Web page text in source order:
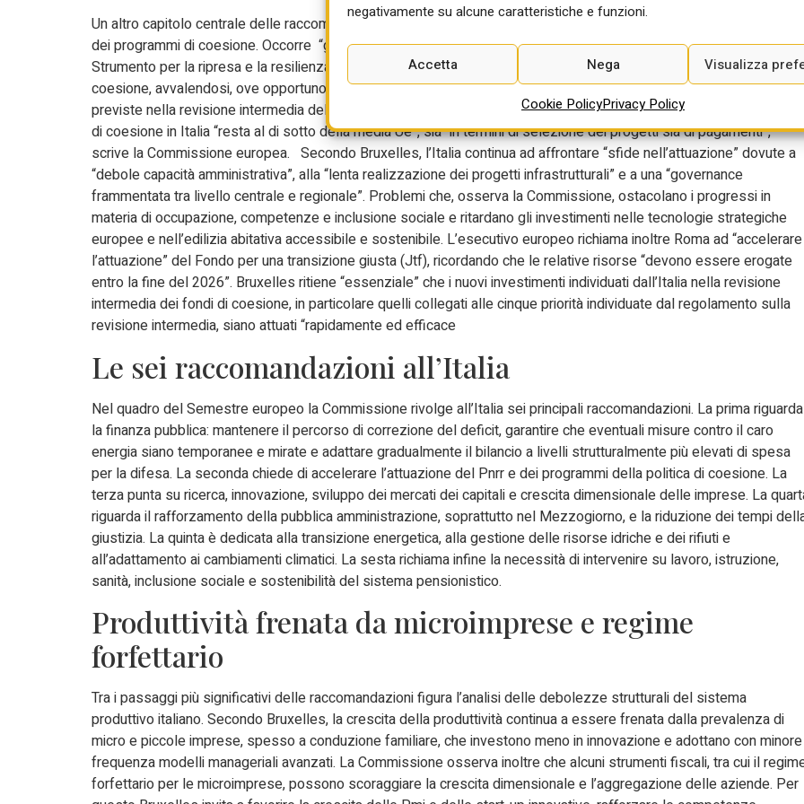
negativamente su alcune caratteristiche e funzioni.
Accetta Nega Visualizza
Cookie PolicyPrivacy Policy
Un altro capitolo centrale delle raccomandazioni riguarda l’attuazione del Piano nazionale di ripresa e resilienza e
dei programmi di coesione. Occorre “garantire la continuità delle riforme e degli investimenti attuati nell’ambito
Strumento per la ripresa e la resilienza” e “accelerare gli sforzi per l’attuazione dei programmi della politica di
coesione, avvalendosi, ove opportuno, della riassegnazione delle risorse alle priorità strategiche e delle flessibilità
previste nella revisione intermedia del quadro della politica di coesione”. L’attuazione dei programmi della politica
dicoesionein Italia “resta al di sotto della media Ue”, sia “in termini di selezione dei progetti sia di pagamenti”,
scrive la Commissione europea. Secondo Bruxelles, l’Italia continua ad affrontare “sfide nell’attuazione” dovute a
“debole capacità amministrativa”, alla “lenta realizzazione dei progetti infrastrutturali” e a una “governance
frammentata tra livello centrale e regionale”. Problemi che, osserva la Commissione, ostacolano i progressi in
materia di occupazione, competenze e inclusione sociale e ritardano gli investimenti nelle tecnologie strategiche
europee e nell’edilizia abitativa accessibile e sostenibile. L’esecutivo europeo richiama inoltre Roma ad “accelerare
l’attuazione” del Fondo per una transizione giusta (Jtf), ricordando che le relative risorse “devono essere erogate
entro la fine del 2026”. Bruxelles ritiene “essenziale” che i nuovi investimenti individuati dall’Italia nella revisione
intermedia deifondidicoesione, in particolare quelli collegati alle cinque priorità individuate dal regolamento sulla
revisione intermedia, siano attuati “rapidamente ed efficace
Le sei raccomandazioni all’Italia
Nel quadro del Semestre europeo la Commissione rivolge all’Italia sei principali raccomandazioni. La prima riguarda
la finanza pubblica: mantenere il percorso di correzione del deficit, garantire che eventuali misure contro il caro
energia siano temporanee e mirate e adattare gradualmente il bilancio a livelli strutturalmente più elevati di spesa
per la difesa. La seconda chiede di accelerare l’attuazione del Pnrr e dei programmi della politica di coesione. La
terza punta su ricerca, innovazione, sviluppo dei mercati dei capitali e crescita dimensionale delle imprese. La
riguarda il rafforzamento della pubblica amministrazione, soprattutto nel Mezzogiorno, e la riduzione dei tempi
giustizia. La quinta è dedicata alla transizione energetica, alla gestione delle risorse idriche e dei rifiuti e
all’adattamento ai cambiamenti climatici. La sesta richiama infine la necessità di intervenire su lavoro, istruzione,
sanità, inclusione sociale e sostenibilità del sistema pensionistico.
Produttività frenata da microimprese e regime
forfettario
Tra i passaggi più significativi delle raccomandazioni figura l’analisi delle debolezze strutturali del sistema
produttivo italiano. Secondo Bruxelles, la crescita della produttività continua a essere frenata dalla prevalenza di
micro e piccole imprese, spesso a conduzione familiare, che investono meno in innovazione e adottano con minore
frequenza modelli manageriali avanzati. La Commissione osserva inoltre che alcuni strumenti fiscali, tra cui il
forfettario per le microimprese, possono scoraggiare la crescita dimensionale e l’aggregazione delle aziende. Per